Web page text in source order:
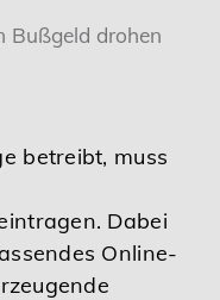
Bußgeld drohen
betreibt, muss
Dabei
Online-